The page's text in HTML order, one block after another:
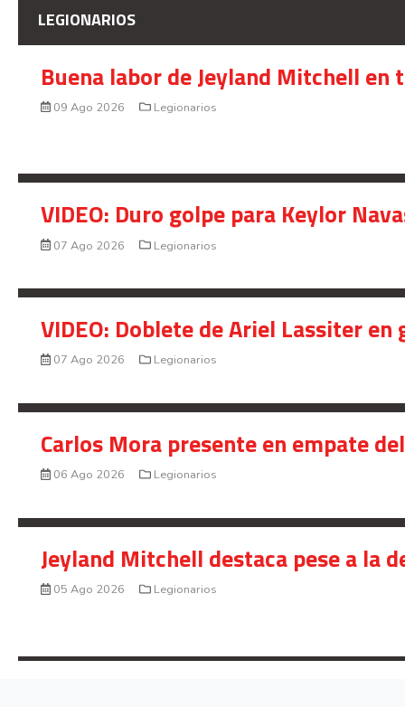
LEGIONARIOS
Buena labor de Jeyland Mitchell
09 Ago 2026 Legionarios
VIDEO: Duro golpe para Keylor
07 Ago 2026 Legionarios
VIDEO: Doblete de Ariel Lassiter
07 Ago 2026 Legionarios
Carlos Mora presente en empate
06 Ago 2026 Legionarios
Jeyland Mitchell destaca pese a la
05 Ago 2026 Legionarios